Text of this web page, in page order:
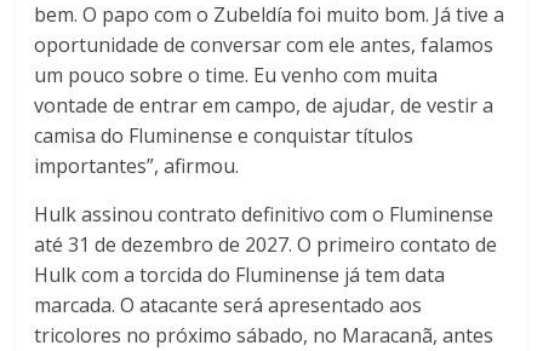
bem. O papo com o Zubeldía foi muito bom. Já tive a
oportunidade de conversar com ele antes, falamos
um pouco sobre o time. Eu venho com muita
vontade de entrar em campo, de ajudar, de vestir a
camisa do Fluminense e conquistar títulos
importantes”, afirmou.
Hulk assinou contrato definitivo com o Fluminense
até 31 de dezembro de 2027. O primeiro contato de
Hulkcom a torcida do Fluminense já tem data
marcada. O atacante será apresentado aos
tricolores no próximo sábado, no Maracanã, antes